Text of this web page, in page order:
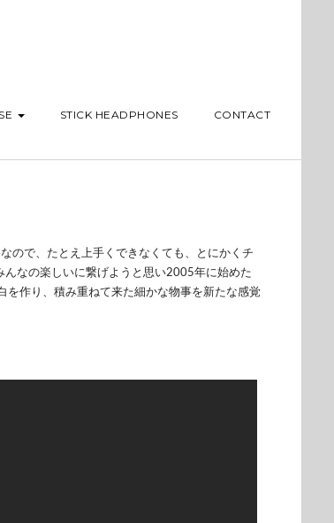
STICK HEADPHONES CONTACT
ので、たとえ上手くできなくても、とにかくチ
なの楽しいに繋げようと思い2005年に始めた
作り、積み重ねて来た細かな物事を新たな感覚